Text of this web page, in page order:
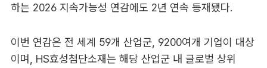
하는 2026 지속가능성 연감에도 2년 연속 등재됐다.
이번 연감은 전 세계 59개 산업군, 9200여개 기업이 대상
이며, HS효성첨단소재는 해당 산업군 내 글로벌 상위